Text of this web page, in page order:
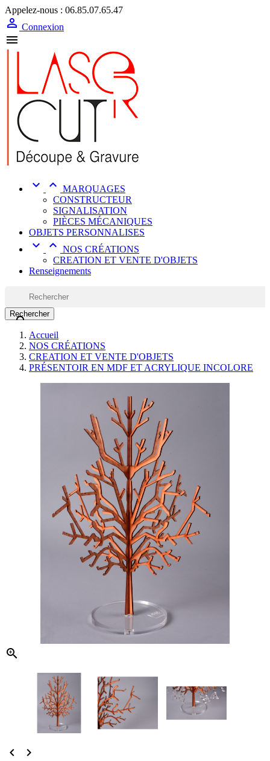
Appelez-nous : 06.85.07.65.47
 Connexion

  MARQUAGES
CONSTRUCTEUR
SIGNALISATION
PIÈCES MÉCANIQUES
OBJETS PERSONNALISES
  NOS CRÉATIONS
CREATION ET VENTE D'OBJETS
Renseignements

Rechercher
Accueil
NOS CRÉATIONS
CREATION ET VENTE D'OBJETS
PRÉSENTOIR EN MDF ET ACRYLIQUE INCOLORE

 